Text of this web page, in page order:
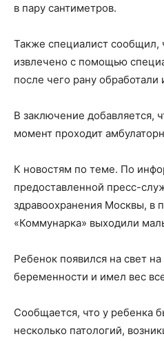
в пару сантиметров.
Также специалист сообщил,
извлечено с помощью
после чего рану обработали
В заключение добавляется,
момент проходит
К новостям по теме. По
предоставленной пресс-
здравоохранения Москвы, в
«Коммунарка» выходили
Ребенок появился на свет
беременности и имел вес
Сообщается, что у ребенка
несколько патологий,